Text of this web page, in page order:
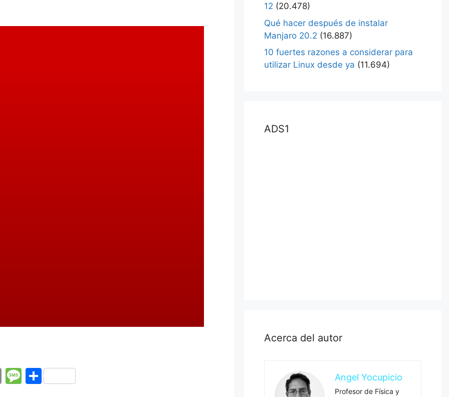
E
M C
12 (20.478)
Qué hacer después de instalar
Manjaro 20.2 (16.887)
10 fuertes razones a considerar para
utilizar Linux desde ya (11.694)
ADS1
Acerca del autor
Angel Yocupicio
Profesor de Física y